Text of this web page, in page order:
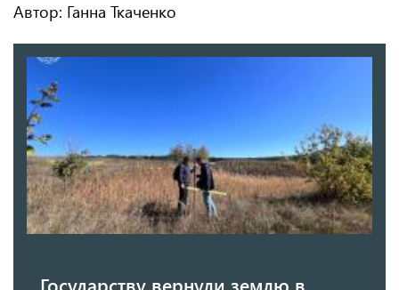
Автор: Ганна Ткаченко
Государству вернули землю в